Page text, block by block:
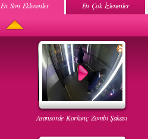
En Son Eklenenler En Çok İzlenenler
Asansörde Korkunç Zombi Şakası